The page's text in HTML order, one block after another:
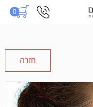
0
חזרה